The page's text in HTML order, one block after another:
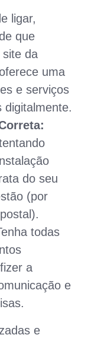
ligar,
que
site da
uma
e serviços
digitalmente.
do seu
(por
todas
a
e
e